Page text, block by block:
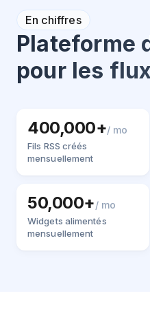
En chiffres
Plateforme
pour les
400,000+/ mo
Fils RSS créés
mensuellement
50,000+/ mo
Widgets alimentés
mensuellement